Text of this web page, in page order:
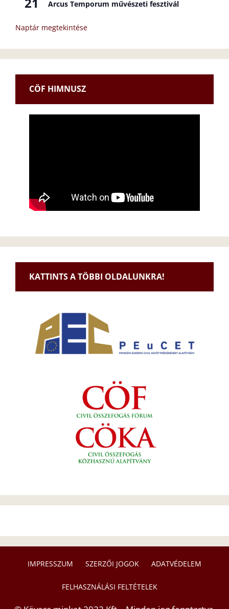
Arcus Temporum művészeti fesztivál
Naptár megtekintése
CÖF HIMNUSZ
KATTINTS A TÖBBI OLDALUNKRA!
IMPRESSZUM SZERZŐI JOGOK ADATVÉDELEM
FELHASZNÁLÁSI FELTÉTELEK